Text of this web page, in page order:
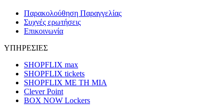
Παρακολούθηση Παραγγελίας
Συχνές ερωτήσεις
Επικοινωνία
ΥΠΗΡΕΣΙΕΣ
SHOPFLIX max
SHOPFLIX tickets
SHOPFLIX ΜΕ ΤΗ ΜΙΑ
Clever Point
BOX NOW Lockers